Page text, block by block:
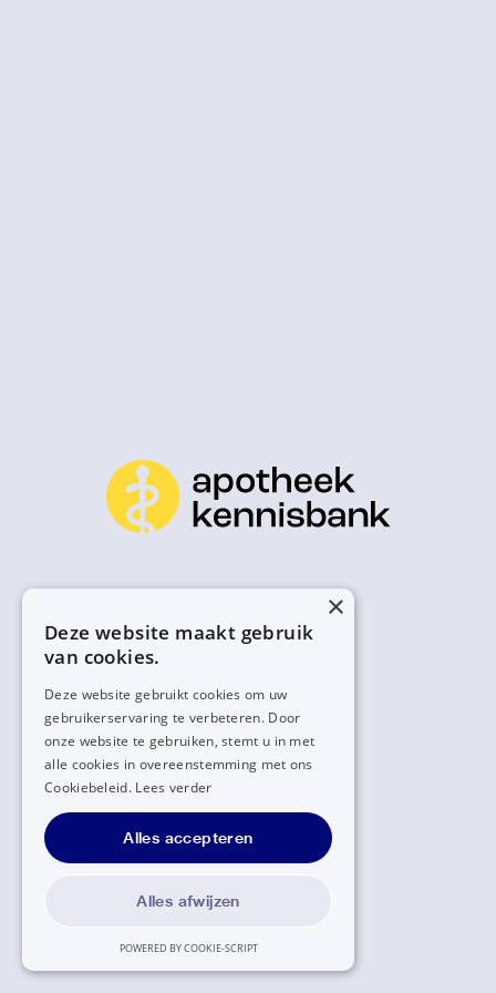
×
Deze website maakt gebruik
van cookies.
Deze website gebruikt cookies om uw
gebruikerservaring te verbeteren. Door
onze website te gebruiken, stemt u in met
alle cookies in overeenstemming met ons
Cookiebeleid. Lees verder
Alles accepteren
Alles afwijzen
POWERED BY COOKIE-SCRIPT